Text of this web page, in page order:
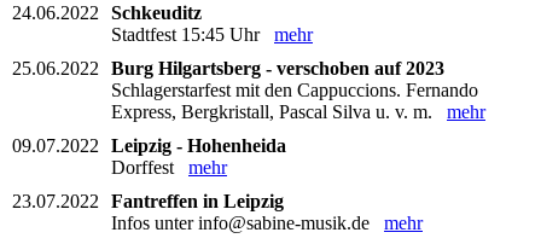
24.06.2022
Schkeuditz
Stadtfest 15:45 Uhr mehr
25.06.2022
Burg Hilgartsberg - verschoben auf 2023
Schlagerstarfest mit den Cappuccions. Fernando
Express, Bergkristall, Pascal Silva u. v. m. mehr
09.07.2022
Leipzig - Hohenheida
Dorffest mehr
23.07.2022
Fantreffen in Leipzig
Infos unter info@sabine-musik.de mehr